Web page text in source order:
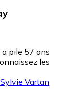
pile 57 ans
les
Vartan